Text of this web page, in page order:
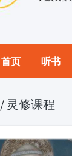
首页 听书
/ 灵修课程